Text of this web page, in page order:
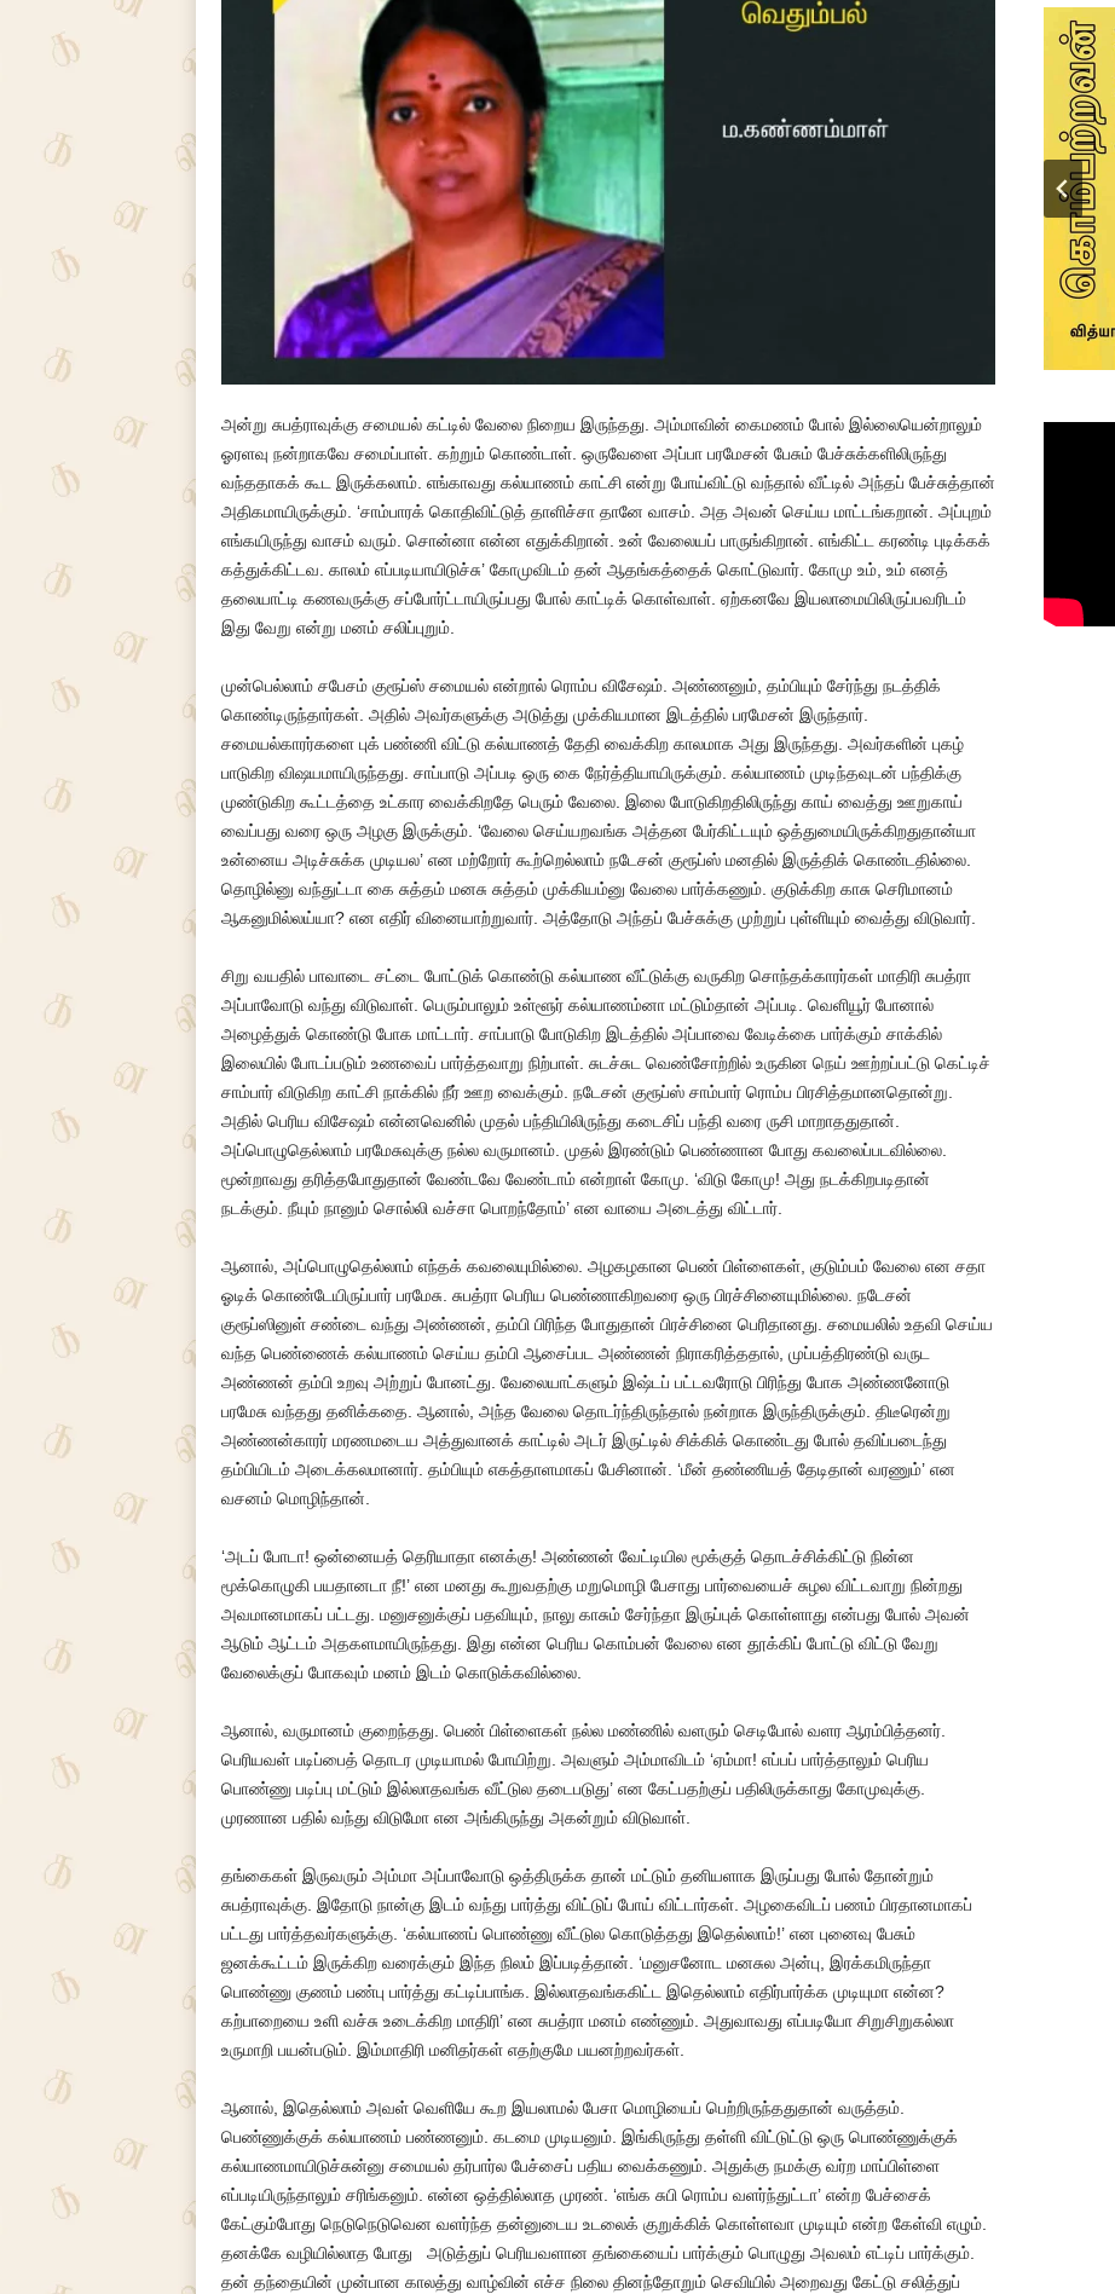
அன்று சுபத்ராவுக்கு சமையல் கட்டில் வேலை நிறைய இருந்தது. அம்மாவின் கைமணம் போல் இல்லையென்றாலும்
ஓரளவு நன்றாகவே சமைப்பாள். கற்றும் கொண்டாள். ஒருவேளை அப்பா பரமேசன் பேசும் பேச்சுக்களிலிருந்து
வந்ததாகக் கூட இருக்கலாம். எங்காவது கல்யாணம் காட்சி என்று போய்விட்டு வந்தால் வீட்டில் அந்தப் பேச்சுத்தான்
அதிகமாயிருக்கும். ‘சாம்பாரக் கொதிவிட்டுத் தாளிச்சா தானே வாசம். அத அவன் செய்ய மாட்டங்கறான். அப்புறம்
எங்கயிருந்து வாசம் வரும். சொன்னா என்ன எதுக்கிறான். உன் வேலையப் பாருங்கிறான். எங்கிட்ட கரண்டி புடிக்கக்
கத்துக்கிட்டவ. காலம் எப்படியாயிடுச்சு’ கோமுவிடம் தன் ஆதங்கத்தைக் கொட்டுவார். கோமு உம், உம் எனத்
தலையாட்டி கணவருக்கு சப்போர்ட்டாயிருப்பது போல் காட்டிக் கொள்வாள். ஏற்கனவே இயலாமையிலிருப்பவரிடம்
இது வேறு என்று மனம் சலிப்புறும்.
முன்பெல்லாம் சபேசம் குரூப்ஸ் சமையல் என்றால் ரொம்ப விசேஷம். அண்ணனும், தம்பியும் சேர்ந்து நடத்திக்
கொண்டிருந்தார்கள். அதில் அவர்களுக்கு அடுத்து முக்கியமான இடத்தில் பரமேசன் இருந்தார்.
சமையல்காரர்களை புக் பண்ணி விட்டு கல்யாணத் தேதி வைக்கிற காலமாக அது இருந்தது. அவர்களின் புகழ்
பாடுகிற விஷயமாயிருந்தது. சாப்பாடு அப்படி ஒரு கை நேர்த்தியாயிருக்கும். கல்யாணம் முடிந்தவுடன் பந்திக்கு
முண்டுகிற கூட்டத்தை உட்கார வைக்கிறதே பெரும் வேலை. இலை போடுகிறதிலிருந்து காய் வைத்து ஊறுகாய்
வைப்பது வரை ஒரு அழகு இருக்கும். ‘வேலை செய்யறவங்க அத்தன பேர்கிட்டயும் ஒத்துமையிருக்கிறதுதான்யா
உன்னைய அடிச்சுக்க முடியல’ என மற்றோர் கூற்றெல்லாம் நடேசன் குரூப்ஸ் மனதில் இருத்திக் கொண்டதில்லை.
தொழில்னு வந்துட்டா கை சுத்தம் மனசு சுத்தம் முக்கியம்னு வேலை பார்க்கணும். குடுக்கிற காசு செரிமானம்
ஆகனுமில்லய்யா? என எதிர் வினையாற்றுவார். அத்தோடு அந்தப் பேச்சுக்கு முற்றுப் புள்ளியும் வைத்து விடுவார்.
சிறு வயதில் பாவாடை சட்டை போட்டுக் கொண்டு கல்யாண வீட்டுக்கு வருகிற சொந்தக்காரர்கள் மாதிரி சுபத்ரா
அப்பாவோடு வந்து விடுவாள். பெரும்பாலும் உள்ளூர் கல்யாணம்னா மட்டும்தான் அப்படி. வெளியூர் போனால்
அழைத்துக் கொண்டு போக மாட்டார். சாப்பாடு போடுகிற இடத்தில் அப்பாவை வேடிக்கை பார்க்கும் சாக்கில்
இலையில் போடப்படும் உணவைப் பார்த்தவாறு நிற்பாள். சுடச்சுட வெண்சோற்றில் உருகின நெய் ஊற்றப்பட்டு கெட்டிச்
சாம்பார் விடுகிற காட்சி நாக்கில் நீர் ஊற வைக்கும். நடேசன் குரூப்ஸ் சாம்பார் ரொம்ப பிரசித்தமானதொன்று.
அதில் பெரிய விசேஷம் என்னவெனில் முதல் பந்தியிலிருந்து கடைசிப் பந்தி வரை ருசி மாறாததுதான்.
அப்பொழுதெல்லாம் பரமேசுவுக்கு நல்ல வருமானம். முதல் இரண்டும் பெண்ணான போது கவலைப்படவில்லை.
மூன்றாவது தரித்தபோதுதான் வேண்டவே வேண்டாம் என்றாள் கோமு. ‘விடு கோமு! அது நடக்கிறபடிதான்
நடக்கும். நீயும் நானும் சொல்லி வச்சா பொறந்தோம்’ என வாயை அடைத்து விட்டார்.
ஆனால், அப்பொழுதெல்லாம் எந்தக் கவலையுமில்லை. அழகழகான பெண் பிள்ளைகள், குடும்பம் வேலை என சதா
ஓடிக் கொண்டேயிருப்பார் பரமேசு. சுபத்ரா பெரிய பெண்ணாகிறவரை ஒரு பிரச்சினையுமில்லை. நடேசன்
குரூப்ஸினுள் சண்டை வந்து அண்ணன், தம்பி பிரிந்த போதுதான் பிரச்சினை பெரிதானது. சமையலில் உதவி செய்ய
வந்த பெண்ணைக் கல்யாணம் செய்ய தம்பி ஆசைப்பட அண்ணன் நிராகரித்ததால், முப்பத்திரண்டு வருட
அண்ணன் தம்பி உறவு அற்றுப் போனட்து. வேலையாட்களும் இஷ்டப் பட்டவரோடு பிரிந்து போக அண்ணனோடு
பரமேசு வந்தது தனிக்கதை. ஆனால், அந்த வேலை தொடர்ந்திருந்தால் நன்றாக இருந்திருக்கும். திடீரென்று
அண்ணன்காரர் மரணமடைய அத்துவானக் காட்டில் அடர் இருட்டில் சிக்கிக் கொண்டது போல் தவிப்படைந்து
தம்பியிடம் அடைக்கலமானார். தம்பியும் எகத்தாளமாகப் பேசினான். ‘மீன் தண்ணியத் தேடிதான் வரணும்’ என
வசனம் மொழிந்தான்.
‘அடப் போடா! ஒன்னையத் தெரியாதா எனக்கு! அண்ணன் வேட்டியில மூக்குத் தொடச்சிக்கிட்டு நின்ன
மூக்கொழுகி பயதானடா நீ!’ என மனது கூறுவதற்கு மறுமொழி பேசாது பார்வையைச் சுழல விட்டவாறு நின்றது
அவமானமாகப் பட்டது. மனுசனுக்குப் பதவியும், நாலு காசும் சேர்ந்தா இருப்புக் கொள்ளாது என்பது போல் அவன்
ஆடும் ஆட்டம் அதகளமாயிருந்தது. இது என்ன பெரிய கொம்பன் வேலை என தூக்கிப் போட்டு விட்டு வேறு
வேலைக்குப் போகவும் மனம் இடம் கொடுக்கவில்லை.
ஆனால், வருமானம் குறைந்தது. பெண் பிள்ளைகள் நல்ல மண்ணில் வளரும் செடிபோல் வளர ஆரம்பித்தனர்.
பெரியவள் படிப்பைத் தொடர முடியாமல் போயிற்று. அவளும் அம்மாவிடம் ‘ஏம்மா! எப்பப் பார்த்தாலும் பெரிய
பொண்ணு படிப்பு மட்டும் இல்லாதவங்க வீட்டுல தடைபடுது’ என கேட்பதற்குப் பதிலிருக்காது கோமுவுக்கு.
முரணான பதில் வந்து விடுமோ என அங்கிருந்து அகன்றும் விடுவாள்.
தங்கைகள் இருவரும் அம்மா அப்பாவோடு ஒத்திருக்க தான் மட்டும் தனியளாக இருப்பது போல் தோன்றும்
சுபத்ராவுக்கு. இதோடு நான்கு இடம் வந்து பார்த்து விட்டுப் போய் விட்டார்கள். அழகைவிடப் பணம் பிரதானமாகப்
பட்டது பார்த்தவர்களுக்கு. ‘கல்யாணப் பொண்ணு வீட்டுல கொடுத்தது இதெல்லாம்!’ என புனைவு பேசும்
ஜனக்கூட்டம் இருக்கிற வரைக்கும் இந்த நிலம் இப்படித்தான். ‘மனுசனோட மனசுல அன்பு, இரக்கமிருந்தா
பொண்ணு குணம் பண்பு பார்த்து கட்டிப்பாங்க. இல்லாதவங்ககிட்ட இதெல்லாம் எதிர்பார்க்க முடியுமா என்ன?
கற்பாறையை உளி வச்சு உடைக்கிற மாதிரி’ என சுபத்ரா மனம் எண்ணும். அதுவாவது எப்படியோ சிறுசிறுகல்லா
உருமாறி பயன்படும். இம்மாதிரி மனிதர்கள் எதற்குமே பயனற்றவர்கள்.
ஆனால், இதெல்லாம் அவள் வெளியே கூற இயலாமல் பேசா மொழியைப் பெற்றிருந்ததுதான் வருத்தம்.
பெண்ணுக்குக் கல்யாணம் பண்ணனும். கடமை முடியனும். இங்கிருந்து தள்ளி விட்டுட்டு ஒரு பொண்ணுக்குக்
கல்யாணமாயிடுச்சுன்னு சமையல் தர்பார்ல பேச்சைப் பதிய வைக்கணும். அதுக்கு நமக்கு வர்ற மாப்பிள்ளை
எப்படியிருந்தாலும் சரிங்கனும். என்ன ஒத்தில்லாத முரண். ‘எங்க சுபி ரொம்ப வளர்ந்துட்டா’ என்ற பேச்சைக்
கேட்கும்போது நெடுநெடுவென வளர்ந்த தன்னுடைய உடலைக் குறுக்கிக் கொள்ளவா முடியும் என்ற கேள்வி எழும்.
தனக்கே வழியில்லாத போது அடுத்துப் பெரியவளான தங்கையைப் பார்க்கும் பொழுது அவலம் எட்டிப் பார்க்கும்.
தன் தந்தையின் முன்பான காலத்து வாழ்வின் எச்ச நிலை தினந்தோறும் செவியில் அறைவது கேட்டு சலித்துப்